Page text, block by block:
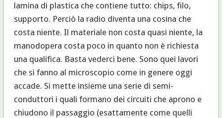
lamina di plastica che contiene tutto: chips, filo,
supporto. Perciò la radio diventa una cosina che
costa niente. Il materiale non costa quasi niente, la
manodopera costa poco in quanto non è richiesta
una qualifica. Basta vederci bene. Sono quei lavori
che si fanno al microscopio come in genere oggi
accade. Si mette insieme una serie di semi-
conduttori i quali formano dei circuiti che aprono e
chiudono il passaggio (esattamente come quelli